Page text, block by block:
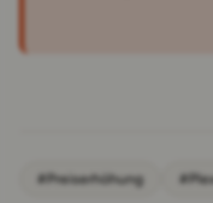
#Preiserhöhung